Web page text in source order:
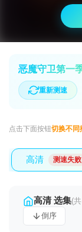
恶魔守卫第一
重新测速
点击下面按钮切换不同
高清 测速失败
高清 选集(
倒序